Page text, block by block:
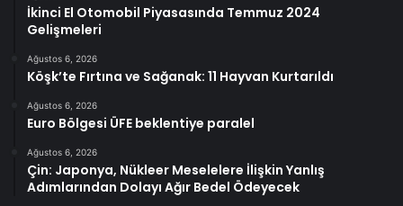
İkinci El Otomobil Piyasasında Temmuz 2024
Gelişmeleri
Ağustos 6, 2026
Köşk’te Fırtına ve Sağanak: 11 Hayvan Kurtarıldı
Ağustos 6, 2026
Euro Bölgesi ÜFE beklentiye paralel
Ağustos 6, 2026
Çin: Japonya, Nükleer Meselelere İlişkin Yanlış
Adımlarından Dolayı Ağır Bedel Ödeyecek